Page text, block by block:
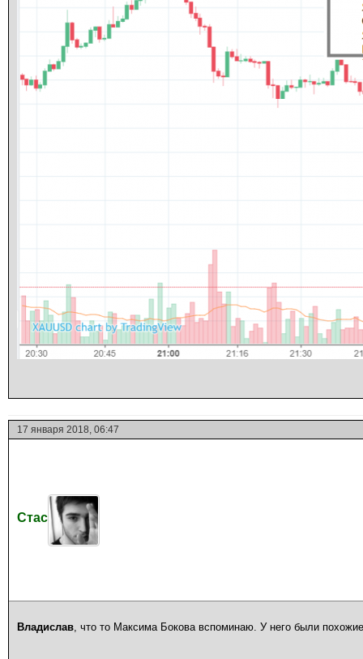
17 января 2018, 06:47
Стас
Владислав, что то Максима Бокова вспоминаю. У него были